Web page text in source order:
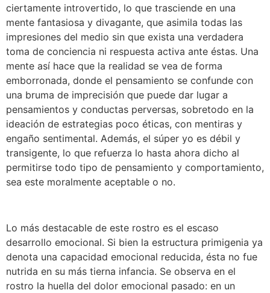
ciertamente introvertido, lo que trasciende en una
mente fantasiosa y divagante, que asimila todas las
impresiones del medio sin que exista una verdadera
toma de conciencia ni respuesta activa ante éstas. Una
mente así hace que la realidad se vea de forma
emborronada, donde el pensamiento se confunde con
una bruma de imprecisión que puede dar lugar a
pensamientos y conductas perversas, sobretodo en la
ideación de estrategias poco éticas, con mentiras y
engaño sentimental. Además, el súper yo es débil y
transigente, lo que refuerza lo hasta ahora dicho al
permitirse todo tipo de pensamiento y comportamiento,
sea este moralmente aceptable o no.
Lo más destacable de este rostro es el escaso
desarrollo emocional. Si bien la estructura primigenia ya
denota una capacidad emocional reducida, ésta no fue
nutrida en su más tierna infancia. Se observa en el
rostro la huella del dolor emocional pasado: en un